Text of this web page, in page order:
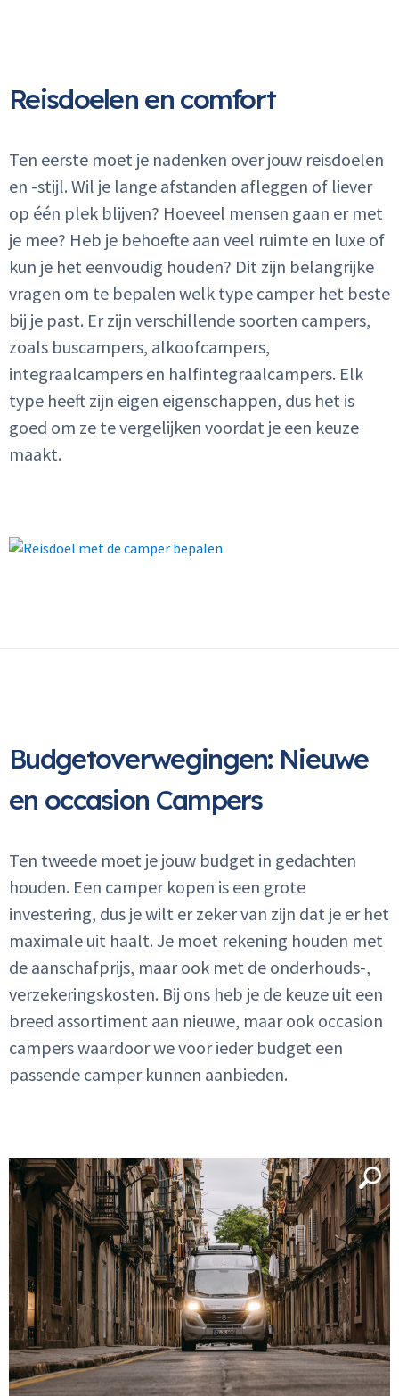
Reisdoelen en comfort
Ten eerste moet je nadenken over jouw reisdoelen
en -stijl. Wil je lange afstanden afleggen of liever
op één plek blijven? Hoeveel mensen gaan er met
je mee? Heb je behoefte aan veel ruimte en luxe of
kun je het eenvoudig houden? Dit zijn belangrijke
vragen om te bepalen welk type camper het beste
bij je past. Er zijn verschillende soorten campers,
zoals buscampers, alkoofcampers,
integraalcampers en halfintegraalcampers. Elk
type heeft zijn eigen eigenschappen, dus het is
goed om ze te vergelijken voordat je een keuze
maakt.
Budgetoverwegingen: Nieuwe
en occasion Campers
Ten tweede moet je jouw budget in gedachten
houden. Een camper kopen is een grote
investering, dus je wilt er zeker van zijn dat je er het
maximale uit haalt. Je moet rekening houden met
de aanschafprijs, maar ook met de onderhouds-,
verzekeringskosten. Bij ons heb je de keuze uit een
breed assortiment aan nieuwe, maar ook occasion
campers waardoor we voor ieder budget een
passende camper kunnen aanbieden.